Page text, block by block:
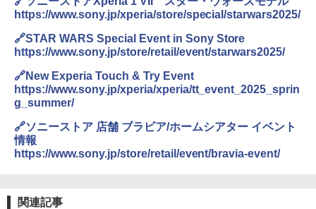
https://www.sony.jp/xperia/store/special/starwars2025/
🔗STAR WARS Special Event in Sony Store
https://www.sony.jp/store/retail/event/starwars2025/
🔗New Experia Touch & Try Event
https://www.sony.jp/xperia/xperia/tt_event_2025_sprin
g_summer/
🔗ソニーストア 店舗 ブラビア/ホームシアター イベント
情報
https://www.sony.jp/store/retail/event/bravia-event/
関連記事